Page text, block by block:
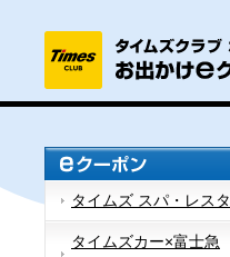
タイムズ スパ・レスタ
タイムズカー×富士急